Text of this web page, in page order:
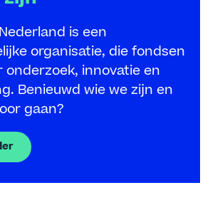
is een
organisatie, die fondsen
innovatie en
Benieuwd wie we zijn en
gaan?